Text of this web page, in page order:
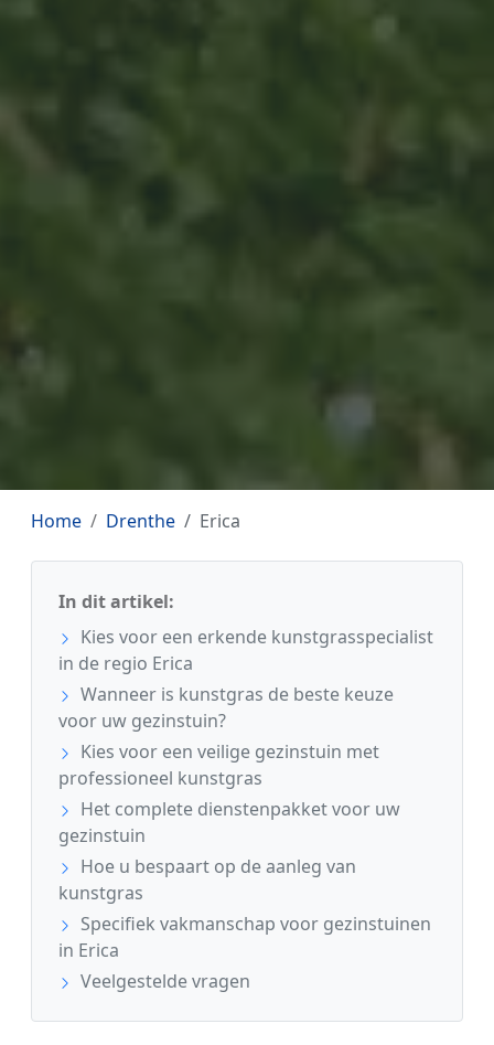
Home Drenthe Erica
In dit artikel:
Kies voor een erkende kunstgrasspecialist
in de regio Erica
Wanneer is kunstgras de beste keuze
voor uw gezinstuin?
Kies voor een veilige gezinstuin met
professioneel kunstgras
Het complete dienstenpakket voor uw
gezinstuin
Hoe u bespaart op de aanleg van
kunstgras
Specifiek vakmanschap voor gezinstuinen
in Erica
Veelgestelde vragen